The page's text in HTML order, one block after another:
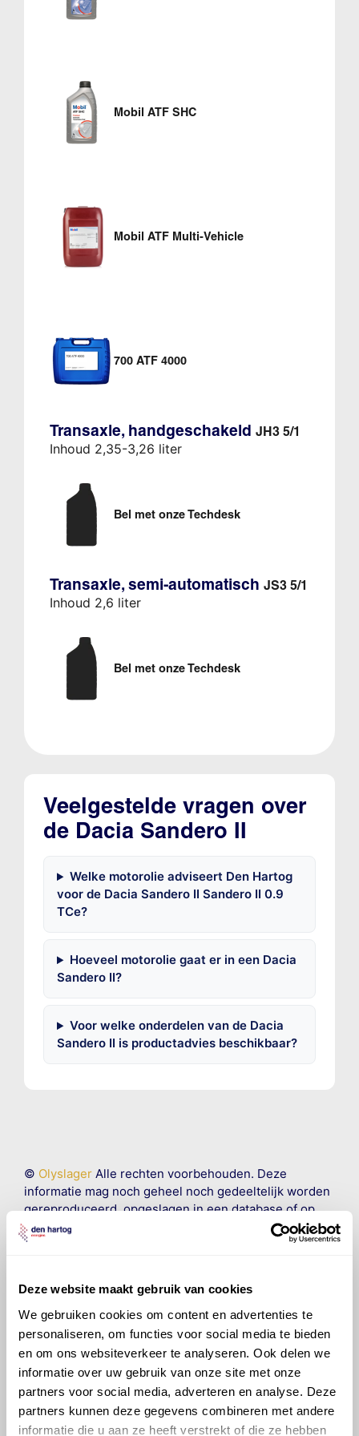
Deze website maakt gebruik van cookies
We gebruiken cookies om content en advertenties te
personaliseren, om functies voor social media te bieden
en om ons websiteverkeer te analyseren. Ook delen we
informatie over uw gebruik van onze site met onze
partners voor social media, adverteren en analyse. Deze
partners kunnen deze gegevens combineren met andere
informatie die u aan ze heeft verstrekt of die ze hebben
Mobil ATF SHC
Mobil ATF Multi-Vehicle
700 ATF 4000
Transaxle, handgeschakeld JH3 5/1
Inhoud 2,35-3,26 liter
Bel met onze Techdesk
Transaxle, semi-automatisch JS3 5/1
Inhoud 2,6 liter
Bel met onze Techdesk
Veelgestelde vragen over
de Dacia Sandero II
Welke motorolie adviseert Den Hartog
voor de Dacia Sandero II Sandero II 0.9
TCe?
Hoeveel motorolie gaat er in een Dacia
Sandero II?
Voor welke onderdelen van de Dacia
Sandero II is productadvies beschikbaar?
© OlyslagerAlle rechten voorbehouden. Deze
informatie mag noch geheel noch gedeeltelijk worden
gereproduceerd, opgeslagen in een database of op
andere manieren worden overgedragen zonder
voorafgaande schriftelijke toestemming van Olyslager
en compleet mogelijk zijn, wordt geen
aansprakelijkheid aanvaard, anders dan waartoe een
wettelijke verplichting bestaat, voor schade of verlies
veroorzaakt door fouten of omissies in de verstrekte
informatie. Door deze olieaanbevelingsinformatie te
raadplegen en te gebruiken erkent de gebruiker dat
hij/zij de ervaring, de kennis en het vermogen heeft
om de vereiste onderhoudswerkzaamheden op een